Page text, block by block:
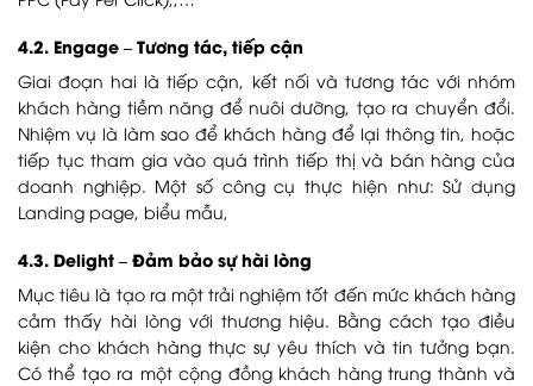
4.2. Engage – Tương tác, tiếp cận
Giai đoạn hai là tiếp cận, kết nối và tương tác với nhóm
khách hàng tiềm năng để nuôi dưỡng, tạo ra chuyển đổi.
Nhiệm vụ là làm sao để khách hàng để lại thông tin, hoặc
tiếp tục tham gia vào quá trình tiếp thị và bán hàng của
doanh nghiệp. Một số công cụ thực hiện như: Sử dụng
Landing page, biểu mẫu,
4.3. Delight – Đảm bảo sự hài lòng
Mục tiêu là tạo ra một trải nghiệm tốt đến mức khách hàng
cảm thấy hài lòng với thương hiệu. Bằng cách tạo điều
kiện cho khách hàng thực sự yêu thích và tin tưởng bạn.
Có thể tạo ra một cộng đồng khách hàng trung thành và